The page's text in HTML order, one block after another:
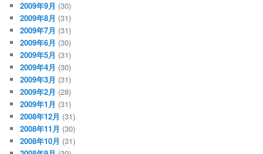
2009年9月 (30)
2009年8月 (31)
2009年7月 (31)
2009年6月 (30)
2009年5月 (31)
2009年4月 (30)
2009年3月 (31)
2009年2月 (28)
2009年1月 (31)
2008年12月 (31)
2008年11月 (30)
2008年10月 (31)